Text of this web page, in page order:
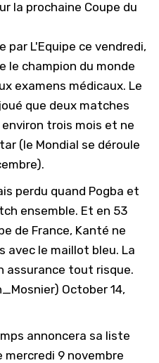
la prochaine Coupe du
par L'Equipe ce vendredi,
le champion du monde
examens médicaux. Le
que deux matches
trois mois et ne
(le Mondial se déroule
perdu quand Pogba et
ensemble. Et en 53
de France, Kanté ne
avec le maillot bleu. La
assurance tout risque.
October 14,
annoncera sa liste
mercredi 9 novembre